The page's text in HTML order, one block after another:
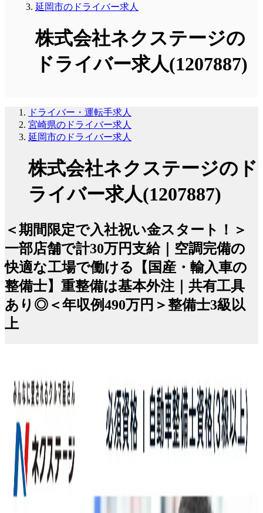
延岡市のドライバー求人
株式会社ネクステージの
ドライバー求人(1207887)
ドライバー・運転手求人
宮崎県のドライバー求人
延岡市のドライバー求人
株式会社ネクステージのド
ライバー求人(1207887)
＜期間限定で入社祝い金スタート！＞
一部店舗で計30万円支給｜空調完備の
快適な工場で働ける【国産・輸入車の
整備士】重整備は基本外注｜共有工具
あり◎＜年収例490万円＞整備士3級以
上